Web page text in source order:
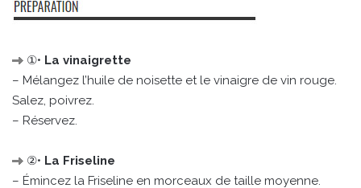
①• La vinaigrette
– Mélangez l’huile de noisette et le vinaigre de vin rouge.
Salez, poivrez.
– Réservez.
②• La Friseline
– Émincez la Friseline en morceaux de taille moyenne.